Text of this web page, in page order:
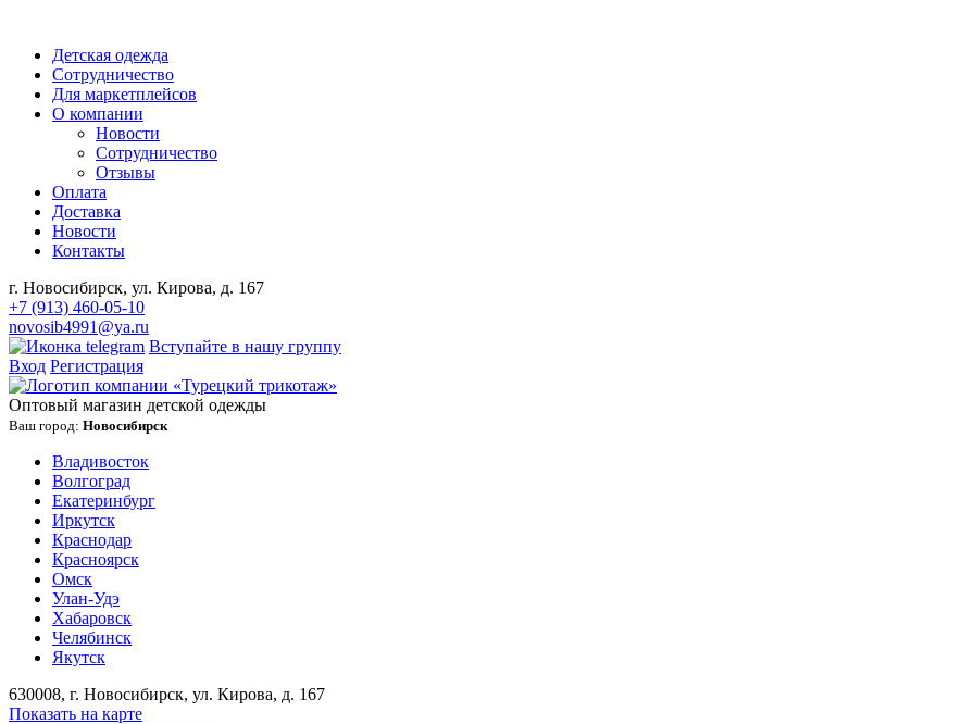
Детская одежда
Сотрудничество
Для маркетплейсов
О компании
Новости
Сотрудничество
Отзывы
Оплата
Доставка
Новости
Контакты
г. Новосибирск, ул. Кирова, д. 167
+7 (913) 460-05-10
novosib4991@ya.ru
Вступайте в нашу группу
Вход Регистрация
Оптовый магазин детской одежды
Ваш город: Новосибирск
Владивосток
Волгоград
Екатеринбург
Иркутск
Краснодар
Красноярск
Омск
Улан-Удэ
Хабаровск
Челябинск
Якутск
630008, г. Новосибирск, ул. Кирова, д. 167
Показать на карте